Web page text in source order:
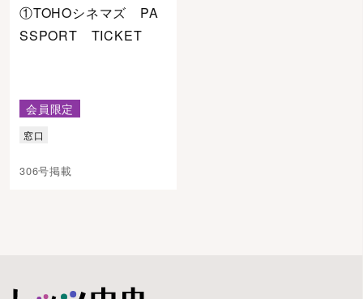
①TOHOシネマズ PA
SSPORT TICKET
会員限定
窓口
306号掲載